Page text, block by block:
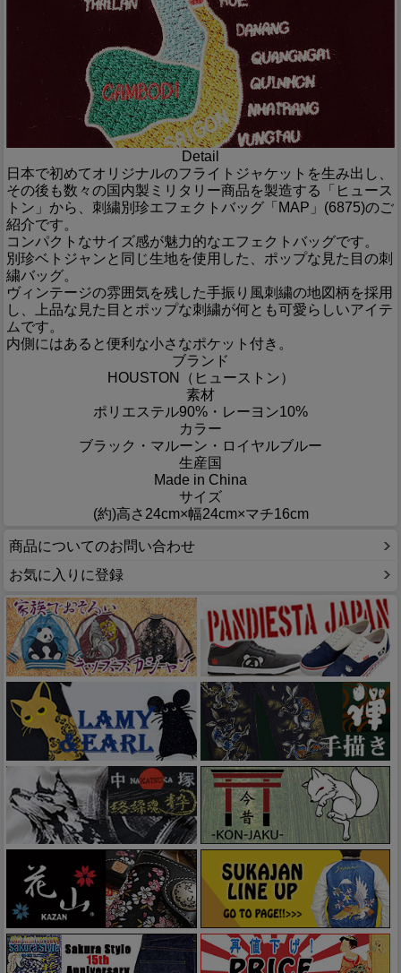
Detail
日本で初めてオリジナルのフライトジャケットを生み出し、
その後も数々の国内製ミリタリー商品を製造する「ヒュース
トン」から、刺繍別珍エフェクトバッグ「MAP」(6875)のご
紹介です。
コンパクトなサイズ感が魅力的なエフェクトバッグです。
別珍ベトジャンと同じ生地を使用した、ポップな見た目の刺
繍バッグ。
ヴィンテージの雰囲気を残した手振り風刺繍の地図柄を採用
し、上品な見た目とポップな刺繍が何とも可愛らしいアイテ
ムです。
内側にはあると便利な小さなポケット付き。
ブランド
HOUSTON（ヒューストン）
素材
ポリエステル90%・レーヨン10%
カラー
ブラック・マルーン・ロイヤルブルー
生産国
Made in China
サイズ
(約)高さ24cm×幅24cm×マチ16cm
商品についてのお問い合わせ
お気に入りに登録